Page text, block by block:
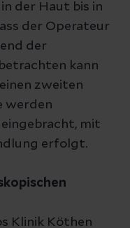
der Haut bis in
der Operateur
der
kann
zweiten
werden
mit
erfolgt.
Klinik Köthen